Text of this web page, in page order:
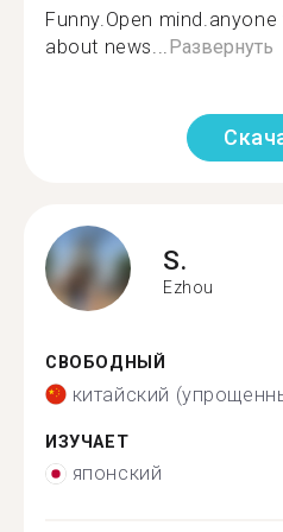
Funny.Open
about news...Развернуть
S.
Ezhou
СВОБОДНЫЙ
китайский
ИЗУЧАЕТ
японский